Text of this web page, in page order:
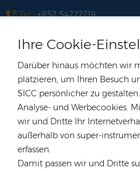
Ihre Cookie-
Darüber hinaus möchten wir
platzieren, um Ihren Besuch
SICC persönlicher zu
Analyse- und Werbecookies.
wir und Dritte Ihr
außerhalb von super-
erfassen.
Damit passen wir und Dritte
Tel :+852 54222219
Büro & Lager :39 Kung-Um
Hong Kong
Vietnam
Tel : +84 522 038 896
Büro :102 Phung Van
Phu Nhuan District, HoChi
Lager :263 Go O Moi, Phu